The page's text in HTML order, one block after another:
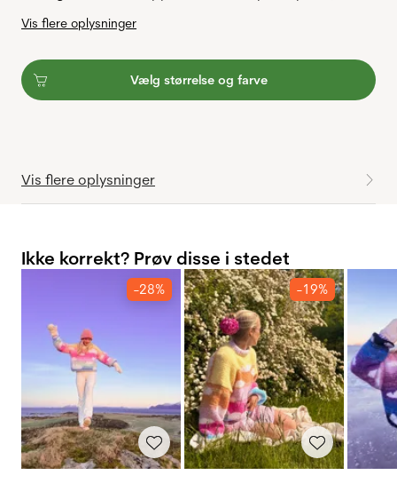
Vis flere oplysninger
Vælg størrelse og farve
Vis flere oplysninger
Ikke korrekt? Prøv disse i stedet
-28% -19%